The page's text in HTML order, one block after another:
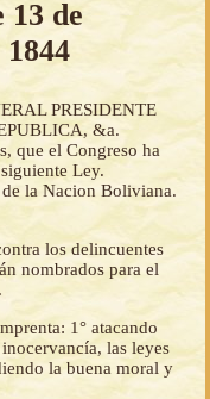
de
PRESIDENTE
&a.
que el Congreso ha
Ley.
de la Nacion Boliviana.
los delincuentes
nombrados para el
1° atacando
las leyes
la buena moral y